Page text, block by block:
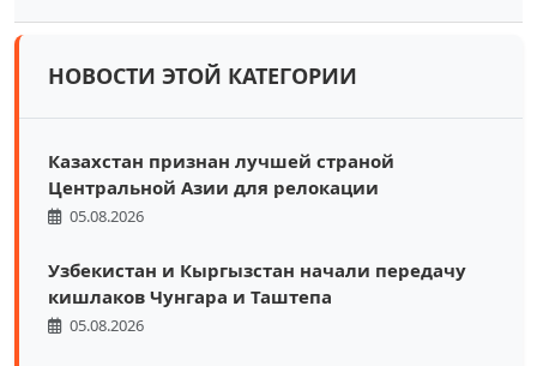
НОВОСТИ ЭТОЙ КАТЕГОРИИ
Казахстан признан лучшей страной
Центральной Азии для релокации
05.08.2026
Узбекистан и Кыргызстан начали передачу
кишлаков Чунгара и Таштепа
05.08.2026